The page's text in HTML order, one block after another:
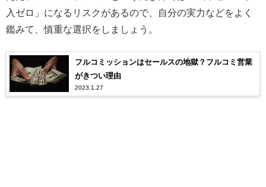
入ゼロ」になるリスクがあるので、自分の実力などをよく
鑑みて、慎重な選択をしましょう。
フルコミッションはセールスの地獄？フルコミ営業
がきつい理由
2023.1.27